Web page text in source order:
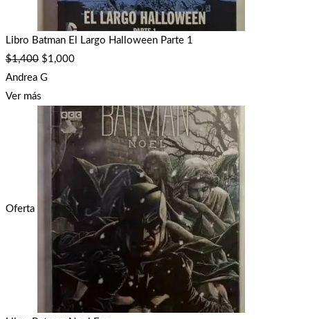
Libro Batman El Largo Halloween Parte 1
$1,400 $1,000
Andrea G
Ver más
Oferta